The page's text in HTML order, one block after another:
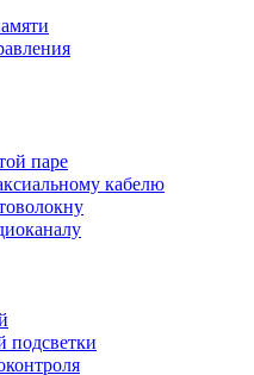
паре
кабелю
подсветки